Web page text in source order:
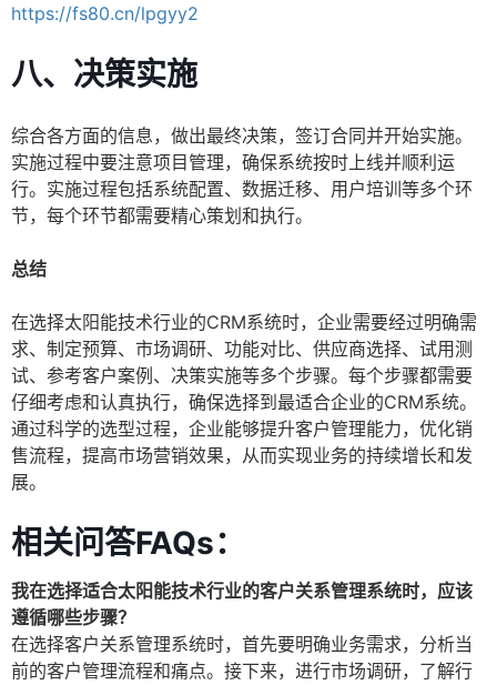
https://fs80.cn/lpgyy2
八、决策实施
综合各方面的信息，做出最终决策，签订合同并开始实施。
实施过程中要注意项目管理，确保系统按时上线并顺利运
行。实施过程包括系统配置、数据迁移、用户培训等多个环
节，每个环节都需要精心策划和执行。
总结
在选择太阳能技术行业的CRM系统时，企业需要经过明确需
求、制定预算、市场调研、功能对比、供应商选择、试用测
试、参考客户案例、决策实施等多个步骤。每个步骤都需要
仔细考虑和认真执行，确保选择到最适合企业的CRM系统。
通过科学的选型过程，企业能够提升客户管理能力，优化销
售流程，提高市场营销效果，从而实现业务的持续增长和发
展。
相关问答FAQs：
我在选择适合太阳能技术行业的客户关系管理系统时，应该
遵循哪些步骤？
在选择客户关系管理系统时，首先要明确业务需求，分析当
前的客户管理流程和痛点。接下来，进行市场调研，了解行